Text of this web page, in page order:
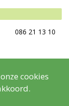
086 21 13 10
Luxembourg, la
cookies